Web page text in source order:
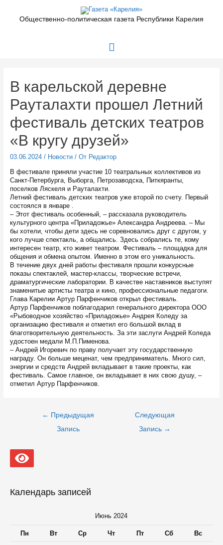
содержимомуОбщественно-политическая газета Республики Карелия
Главное
В карельской деревне
Рауталахти прошел Летний
фестиваль детских театров
«В кругу друзей»
03.06.2024/ Новости/ От Редактор
В фестивале приняли участие 10 театральных коллективов из
Санкт-Петербурга, Выборга, Петрозаводска, Питкяранты,
поселков Ляскеля и Рауталахти.
Летний фестиваль детских театров уже второй по счету. Первый
состоялся в январе .
– Этот фестиваль особенный, – рассказала руководитель
культурного центра «Приладожье» Александра Андреева. – Мы
бы хотели, чтобы дети здесь не соревновались друг с другом, у
кого лучше спектакль, а общались. Здесь собрались те, кому
интересен театр, кто живет театром. Фестиваль – площадка для
общения и обмена опытом. Именно в этом его уникальность.
В течение двух дней работы фестиваля прошли конкурсные
показы спектаклей, мастер-классы, творческие встречи,
драматургические лаборатории. В качестве наставников выступят
знаменитые артисты театра и кино, профессиональные педагоги.
Глава Карелии Артур Парфенчиков открыл фестиваль.
Артур Парфенчиков поблагодарил генерального директора ООО
«Рыбоводное хозяйство «Приладожье» Андрея Коледу за
организацию фестиваля и отметил его большой вклад в
благотворительную деятельность. За эти заслуги Андрей Коледа
удостоен медали М.П.Пименова.
– Андрей Игоревич по праву получает эту государственную
награду. Он больше меценат, чем предприниматель. Много сил,
энергии и средств Андрей вкладывает в такие проекты, как
фестиваль. Самое главное, он вкладывает в них свою душу, –
отметил Артур Парфенчиков.
Навигация
← Предыдущая
Запись
Следующая
Запись →
Календарь записей
Июнь 2024
Пн Вт Ср Чт Пт Сб Вс